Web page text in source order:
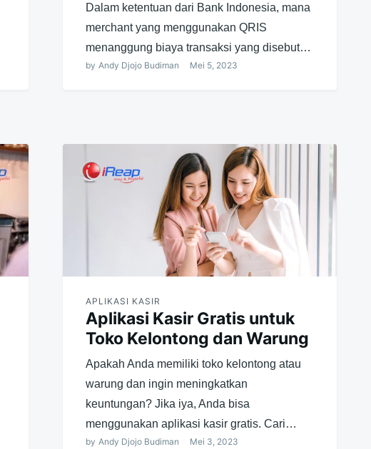
Dalam ketentuan dari Bank Indonesia, mana
merchant yang menggunakan QRIS
menanggung biaya transaksi yang disebut…
by Andy Djojo Budiman Mei 5, 2023
APLIKASI KASIR
Aplikasi Kasir Gratis untuk
Toko Kelontong dan Warung
Apakah Anda memiliki toko kelontong atau
warung dan ingin meningkatkan
keuntungan? Jika iya, Anda bisa
menggunakan aplikasi kasir gratis. Cari…
by Andy Djojo Budiman Mei 3, 2023